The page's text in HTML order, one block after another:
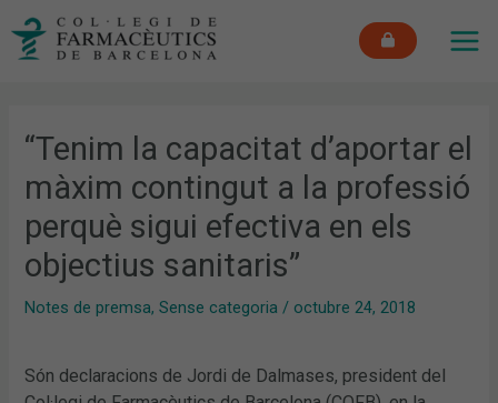
“Tenim la capacitat d’aportar el
màxim contingut a la professió
perquè sigui efectiva en els
objectius sanitaris”
Notes de premsa,Sense categoria / octubre 24, 2018
Són declaracions de Jordi de Dalmases, president del